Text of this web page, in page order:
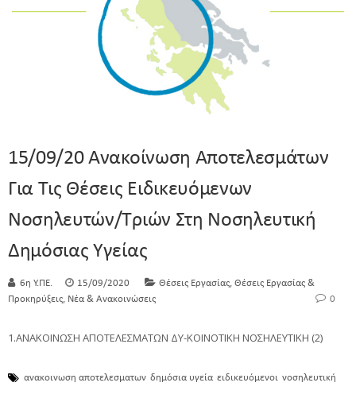
15/09/20 Ανακοίνωση Αποτελεσμάτων
Για Τις Θέσεις Ειδικευόμενων
Νοσηλευτών/τριών Στη Νοσηλευτική
Δημόσιας Υγείας
6η Υ.ΠΕ. 15/09/2020 Θέσεις Εργασίας, Θέσεις Εργασίας &
Προκηρύξεις, Νέα & Ανακοινώσεις 0
1.ΑΝΑΚΟΙΝΩΣΗ ΑΠΟΤΕΛΕΣΜΑΤΩΝ ΔΥ-ΚΟΙΝΟΤΙΚΗ ΝΟΣΗΛΕΥΤΙΚΗ (2)
ανακοινωση αποτελεσματων δημόσια υγεία ειδικευόμενοι νοσηλευτική